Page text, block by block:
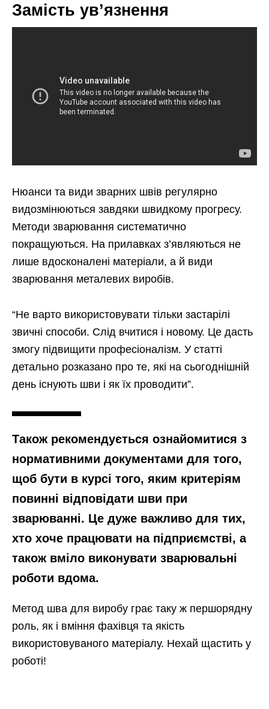
Замість ув’язнення
Нюанси та види зварних швів регулярно
видозмінюються завдяки швидкому прогресу.
Методи зварювання систематично
покращуються. На прилавках з’являються не
лише вдосконалені матеріали, а й види
зварювання металевих виробів.
“Не варто використовувати тільки застарілі
звичні способи. Слід вчитися і новому. Це дасть
змогу підвищити професіоналізм. У статті
детально розказано про те, які на сьогоднішній
день існують шви і як їх проводити”.
Також рекомендується ознайомитися з
нормативними документами для того,
щоб бути в курсі того, яким критеріям
повинні відповідати шви при
зварюванні. Це дуже важливо для тих,
хто хоче працювати на підприємстві, а
також вміло виконувати зварювальні
роботи вдома.
Метод шва для виробу грає таку ж першорядну
роль, як і вміння фахівця та якість
використовуваного матеріалу. Нехай щастить у
роботі!